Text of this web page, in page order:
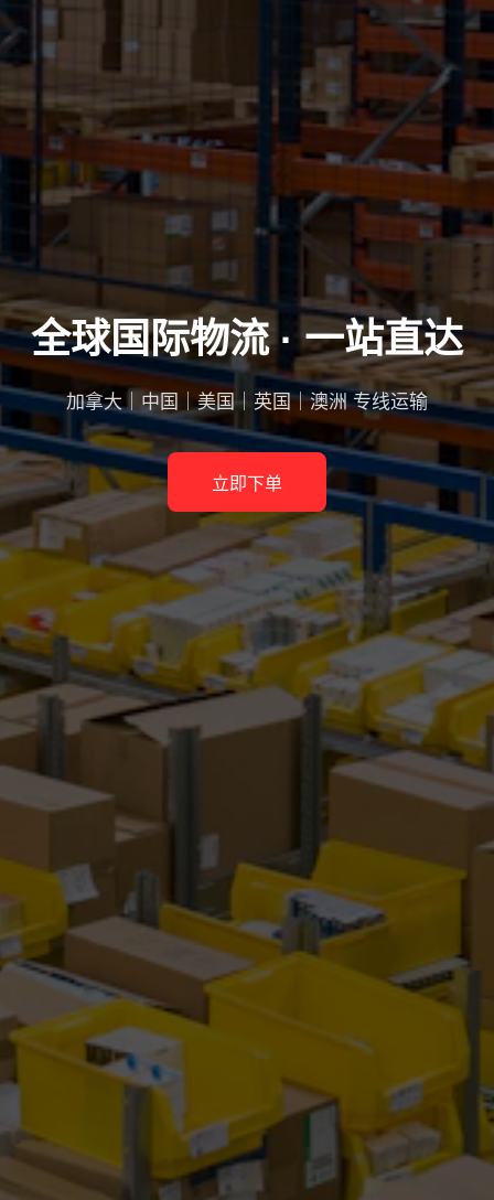
全球国际物流 · 一站直达
加拿大｜中国｜美国｜英国｜澳洲 专线运输
立即下单